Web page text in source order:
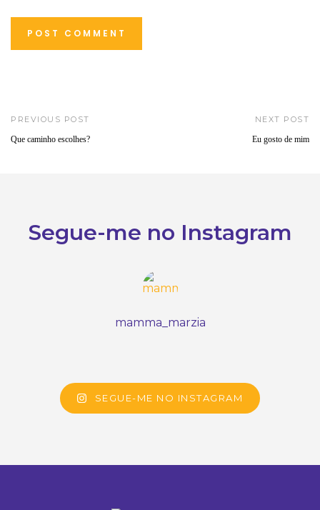
PREVIOUS POST
Que caminho escolhes?
NEXT POST
Eu gosto de mim
Segue-me no Instagram
mamma_marzia
SEGUE-ME NO INSTAGRAM